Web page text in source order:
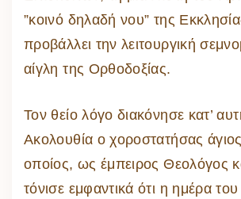
”κοινό δηλαδή νου” της
προβάλλει την λειτουργική
αίγλη της Ορθοδοξίας.
Τον θείο λόγο διακόνησε κατ’
Ακολουθία ο χοροστατήσας
οποίος, ως έμπειρος Θεολόγος
τόνισε εμφαντικά ότι η ημέρα